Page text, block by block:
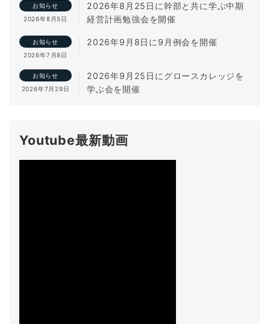
お知らせ
2026年8月5日
2026年8月25日に幹部と共に学ぶ中期
経営計画勉強会を開催
お知らせ
2026年7月8日
2026年9月8日に9月例会を開催
お知らせ
2026年7月29日
2026年9月25日にグロースカレッジを
学ぶ会を開催
Youtube最新動画